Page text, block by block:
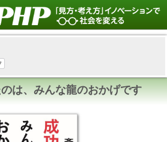
は、みんな龍のおかげです